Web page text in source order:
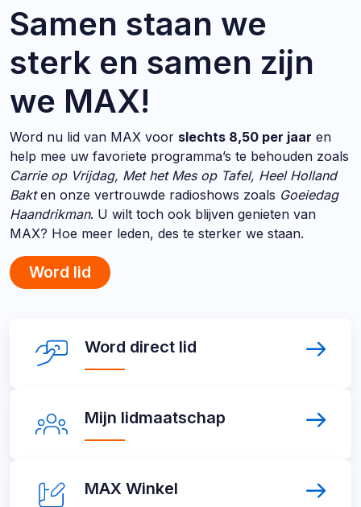
Samen staan we
sterk en samen zijn
we MAX!
Word nu lid van MAX voor slechts 8,50 per jaar en
help mee uw favoriete programma’s te behouden zoals
Carrie op Vrijdag, Met het Mes op Tafel, Heel Holland
Bakten onze vertrouwde radioshows zoals Goeiedag
Haandrikman. U wilt toch ook blijven genieten van
MAX? Hoe meer leden, des te sterker we staan.
Word lid
naar
links
Word direct lid
direct
Mijn lidmaatschap
lidmaatschap
MAX Winkel
Winkel